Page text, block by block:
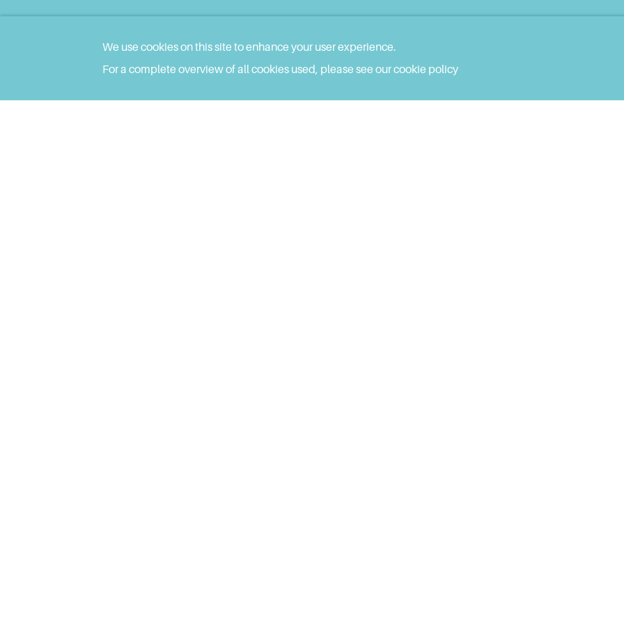
We use cookies on this site to enhance your user experience.
For a complete overview of all cookies used, please see our cookie policy